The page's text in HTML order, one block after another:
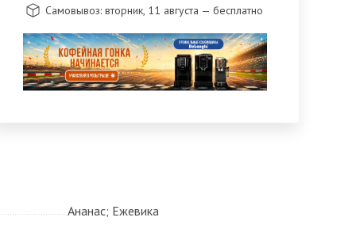
Самовывоз: вторник, 11 августа — бесплатно
Ананас; Ежевика